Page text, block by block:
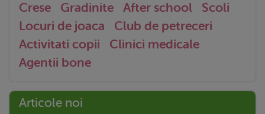
Crese Gradinite After school
Scoli
Locuri de joaca
Club de petreceri
Activitati copii
Clinici medicale
Agentii bone
Articole noi